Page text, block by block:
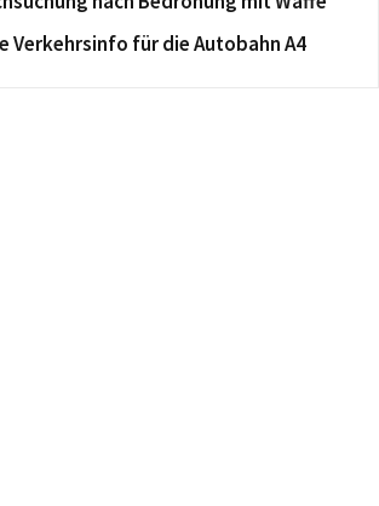
Verkehrsinfo für die Autobahn A4